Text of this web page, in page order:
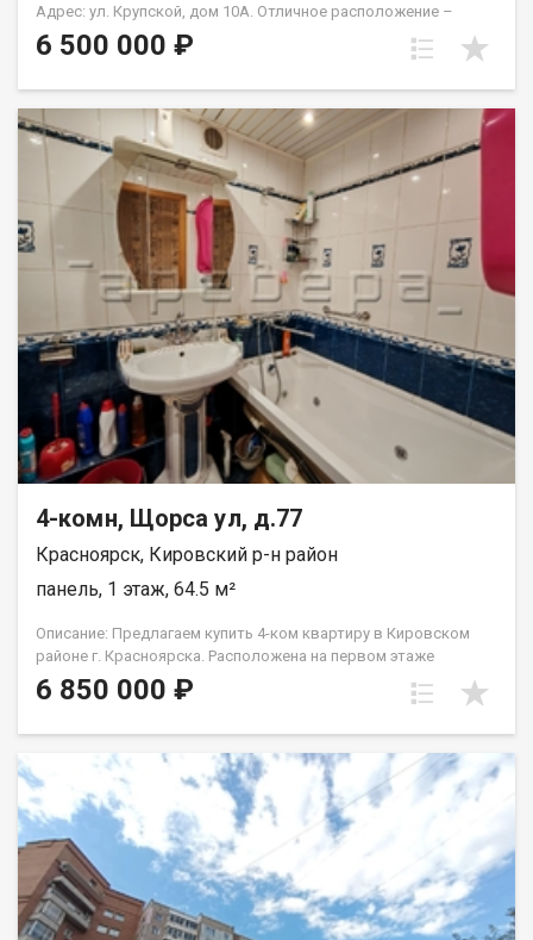
Адрес: ул. Крупской, дом 10А. Отличное расположение –
рядом остановка и сквер Серебряный с детскими игровыми
площадками и зоной для выгул собак. Зимой в сквере
расположения: Квартира находится всего в 10 минутах до
центра города, Гремячей гривы и СФУ. Отличная транспортная
доступность с многочисленными автобусными маршрутами. В
близости крупный ТРЦ на Свободном – всего пару минут на
автобусе. Парковка: У дома большая парковочная зона –
никогда не будет проблем с машиной! ️ Инфраструктура: На
первом этаже расположены пункты выдачи, а в соседнем
доме – продуктовый магазин. В 200 метрах находится
Красный Яр. Также рядом несколько детских садов и Лицей №
8, что очень удобно для семей с детьми. Идеальный вариант:
Квартира подходит как для проживания, так и для сдачи в
аренду. Цена 4 х комнатной квартиры как стоимость
двухкомнатной!!!
6 500 000 ₽
4-комн, Щорса ул, д.77
Красноярск, Кировский р-н район
панель, 1 этаж, 64.5 м²
Описание: Предлагаем купить 4-ком квартиру в Кировском
районе г. Красноярска. Расположена на первом этаже
пятиэтажного панельного дома. Планировка квартиры -
ленинградка. Три комнаты в квартире раздельные, одна
квартиры: Окна ПВХ, радиаторы отопления AL и чугун. Стены-
обои, на полу линолеум. Санузел в кафеле, сантехника в
хорошем рабочем состоянии, установлена ванна с
гидромассажем. Квартира расположена на первом этаже
можно использовать как нежилое. Инфраструктура:
Просторный двор, оборудован детской площадкой, есть
места для парковки машин. Отличная транспортная
доступность. Инфраструктура района развита. В шаговой
6 850 000 ₽